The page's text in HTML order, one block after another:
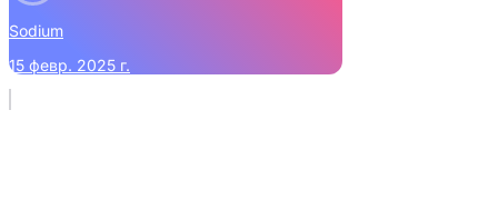
Sodium
15 февр. 2025 г.